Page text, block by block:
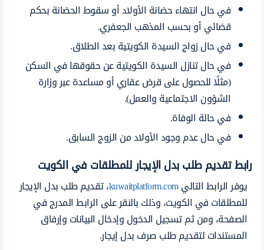
في حال انتهاء حضانة الأولاد أو سقوط الحضانة بحكم
قضائي أو بحسب المذهب الجعفري.
في حال زواج السيدة الكويتية بعد الطلاق.
في حال تنازل السيدة الكويتية عن حقوقها في السكن
(مثلًا للحصول على قرض عقاري أو مساعدة عبر وزارة
الشؤون الاجتماعية والعمل).
في حالة الوفاة.
في حال عدم وجود الأولاد من الزوج السابق.
رابط تقديم طلب بدل الإيجار للمطلقات في الكويت
يوفر الرابط التاليkuwaitplatform.com، تقديم طلب بدل الإيجار
للمطلقات في الكويت، وذلك بالنقر على الرابط المدرج في
الصفحة، ومن ثم تسجيل الدخول وإدخال البيانات وإرفاق
المستندات لتقديم طلب صرف بدل إيجار.